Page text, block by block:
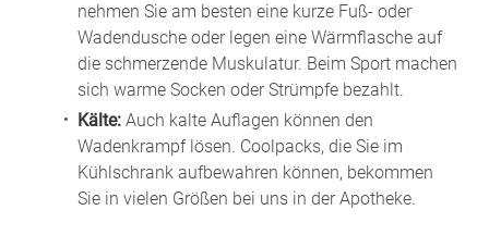
nehmen Sie am besten eine kurze Fuß- oder
Wadendusche oder legen eine Wärmflasche auf
die schmerzende Muskulatur. Beim Sport machen
sich warme Socken oder Strümpfe bezahlt.
Kälte: Auch kalte Auflagen können den
Wadenkrampf lösen. Coolpacks, die Sie im
Kühlschrank aufbewahren können, bekommen
Sie in vielen Größen bei uns in der Apotheke.